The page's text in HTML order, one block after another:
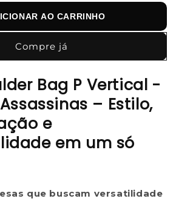
AO CARRINHO
Compre já
Bag P Vertical -
– Estilo,
e
em um só
que buscam versatilidade